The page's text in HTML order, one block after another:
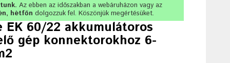
Az ebben az időszakban a webáruházon vagy az
hétfőn dolgozzuk fel. Köszönjük megértésüket.
EK 60/22 akkumulátoros
gép konnektorokhoz 6-